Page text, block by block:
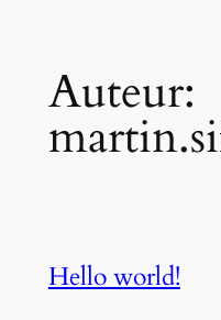
inhoud
Auteur:
Hello world!